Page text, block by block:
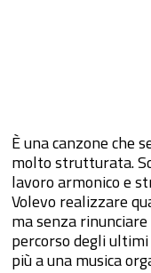
È una canzone che
molto strutturata.
lavoro armonico e
Volevo realizzare
ma senza
percorso degli
più a una musica